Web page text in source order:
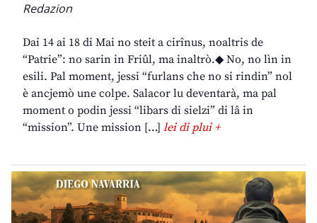
Redazion
Dai 14 ai 18 di Mai no steit a cirînus, noaltris de
“Patrie”: no sarin in Friûl, ma inaltrò.◆ No, no lìn in
esili. Pal moment, jessi “furlans che no si rindin” nol
è ancjemò une colpe. Salacor lu deventarà, ma pal
moment o podin jessi “libars di sielzi” di lâ in
“mission”. Une mission […] lei di plui +